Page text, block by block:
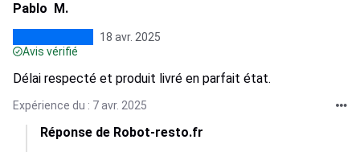
Pablo M.
18 avr. 2025
Avis vérifié
Délai respecté et produit livré en parfait état.
Expérience du : 7 avr. 2025
Réponse de Robot-resto.fr